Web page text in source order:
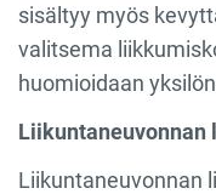
sisältyy myös
valitsema
huomioidaan
Liikuntaneuvonnan